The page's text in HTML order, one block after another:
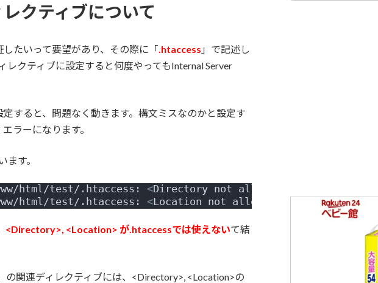
クティブについて
たいって要望があり、その際に「.htaccess 」で記述し
レクティブに設定すると何度やってもInternal Server
すると、問題なく動きます。構文ミスなのかと設定す
ラーになります。
す。
html/test/.htaccess: <Directory not allowed here
html/test/.htaccess: <Location not allowed here
<Directory>, <Location> が.htaccessでは使えないて結
の関連ディレクティブには、<Directory>, <Location>の